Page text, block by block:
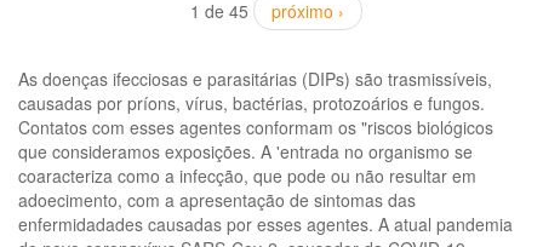
1 de 45 próximo ›
As doenças ifecciosas e parasitárias (DIPs) são trasmissíveis,
causadas por príons, vírus, bactérias, protozoários e fungos.
Contatos com esses agentes conformam os "riscos biológicos
que consideramos exposições. A 'entrada no organismo se
coaracteriza como a infecção, que pode ou não resultar em
adoecimento, com a apresentação de sintomas das
enfermidadades causadas por esses agentes. A atual pandemia